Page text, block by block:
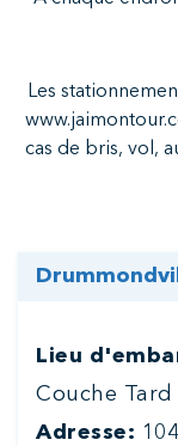
Les
cas de bris, vol,
Lieu
Couche Tard
Adresse: